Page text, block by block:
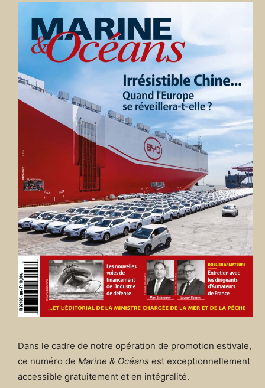
Dans le cadre de notre opération de promotion estivale,
ce numéro de Marine & Océans est exceptionnellement
accessible gratuitement et en intégralité.